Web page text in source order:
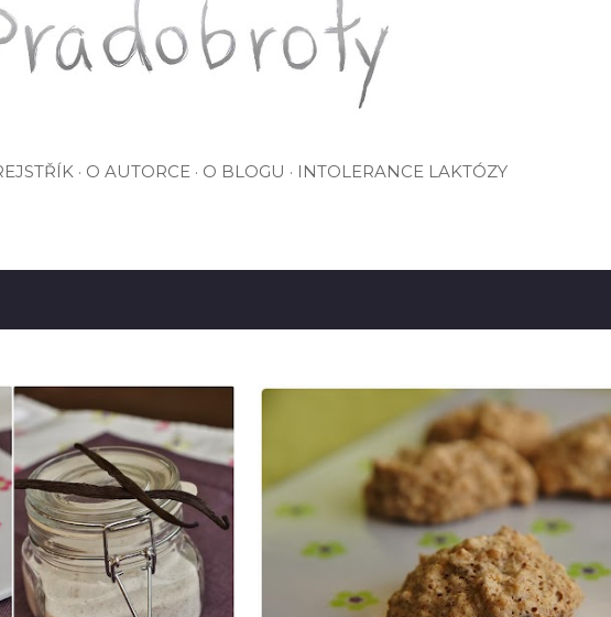
O AUTORCE O BLOGU INTOLERANCE LAKTÓZY